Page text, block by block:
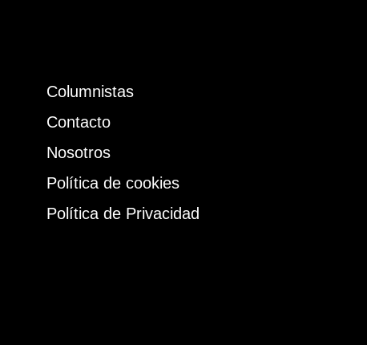
Columnistas
Contacto
Nosotros
Política de cookies
Política de Privacidad